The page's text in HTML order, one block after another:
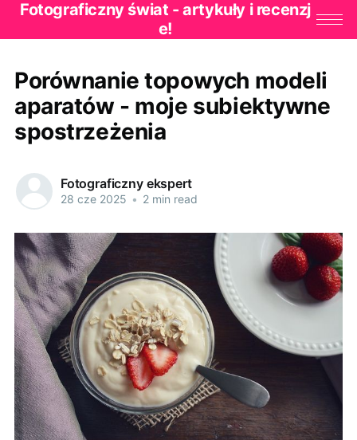
Fotograficzny świat - artykuły i recenzj
e!
Porównanie topowych modeli
aparatów - moje subiektywne
spostrzeżenia
Fotograficzny ekspert
28 cze 2025 • 2 min read